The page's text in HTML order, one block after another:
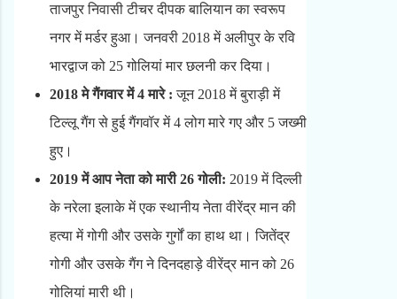
ताजपुर निवासी टीचर दीपक बालियान का स्वरूप
नगर में मर्डर हुआ। जनवरी 2018 में अलीपुर के रवि
भारद्वाज को 25 गोलियां मार छलनी कर दिया।
2018 मे गैंगवार में 4 मारे : जून 2018 में बुराड़ी में
टिल्लू गैंग से हुई गैंगवॉर में 4 लोग मारे गए और 5 जख्मी
हुए।
2019 में आप नेता को मारी 26 गोली: 2019 में दिल्ली
के नरेला इलाके में एक स्थानीय नेता वीरेंद्र मान की
हत्या में गोगी और उसके गुर्गों का हाथ था। जितेंद्र
गोगी और उसके गैंग ने दिनदहाड़े वीरेंद्र मान को 26
गोलियां मारी थी।